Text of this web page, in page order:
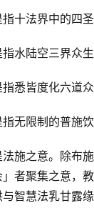
指十法界中的四
指水陆空三界众
指悉皆度化六道
指无限制的普施饮
法施之意。除布
」者聚集之意，
与智慧法乳甘露